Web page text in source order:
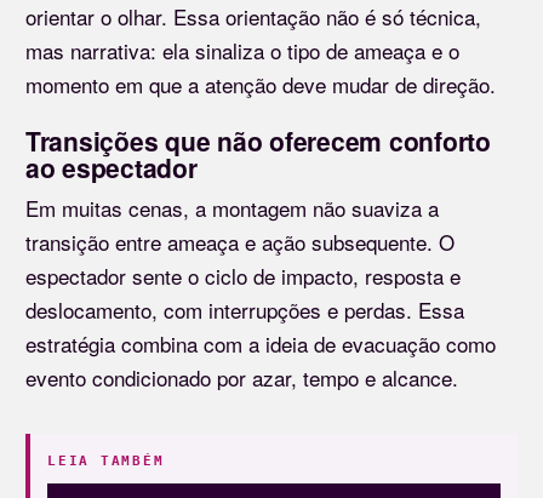
orientar o olhar. Essa orientação não é só técnica,
mas narrativa: ela sinaliza o tipo de ameaça e o
momento em que a atenção deve mudar de direção.
Transições que não oferecem conforto
ao espectador
Em muitas cenas, a montagem não suaviza a
transição entre ameaça e ação subsequente. O
espectador sente o ciclo de impacto, resposta e
deslocamento, com interrupções e perdas. Essa
estratégia combina com a ideia de evacuação como
evento condicionado por azar, tempo e alcance.
LEIA TAMBÉM